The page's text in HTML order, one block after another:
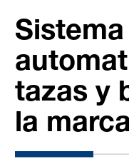
Sistema
tazas y
la